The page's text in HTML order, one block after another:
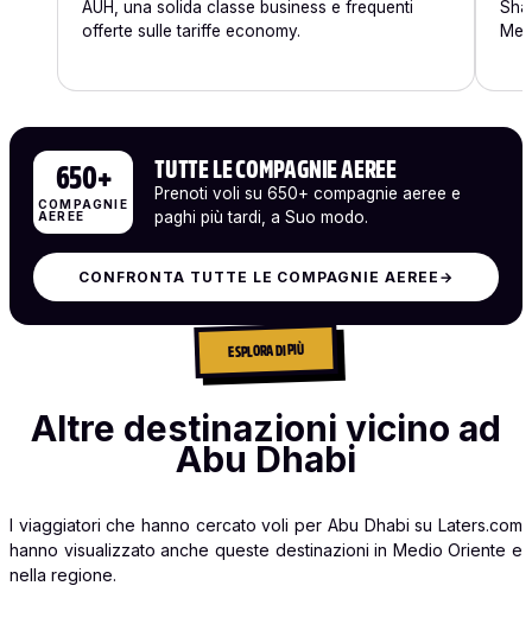
AUH, una solida classe business e frequenti
offerte sulle tariffe economy.
650+
COMPAGNIE
AEREE
TUTTE LE COMPAGNIE AEREE
Prenoti voli su 650+ compagnie aeree e
paghi più tardi, a Suo modo.
CONFRONTA TUTTE LE COMPAGNIE AEREE →
ESPLORA DI PIÙ
Altre destinazioni vicino ad
Abu Dhabi
I viaggiatori che hanno cercato voli per Abu Dhabi su Laters.com
hanno visualizzato anche queste destinazioni in Medio Oriente e
nella regione.